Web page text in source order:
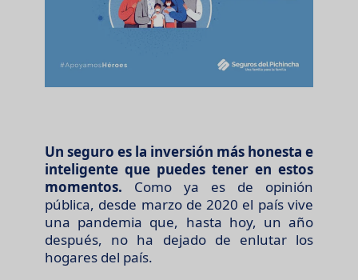
Un seguro es la inversión más honesta e
inteligente que puedes tener en estos
momentos. Como ya es de opinión
pública, desde marzo de 2020 el país vive
una pandemia que, hasta hoy, un año
después, no ha dejado de enlutar los
hogares del país.